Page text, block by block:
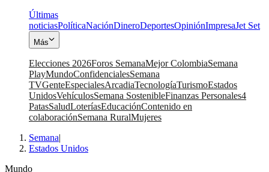
Últimas
noticiasPolíticaNaciónDineroDeportesOpiniónImpresaJet Set
Más
Elecciones 2026Foros SemanaMejor ColombiaSemana
PlayMundoConfidencialesSemana
TVGenteEspecialesArcadiaTecnologíaTurismoEstados
UnidosVehículosSemana SostenibleFinanzas Personales4
PatasSaludLoteríasEducaciónContenido en
colaboraciónSemana RuralMujeres
Semana|
Estados Unidos
Mundo